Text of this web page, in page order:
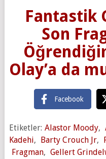
Fantastik
Son
Olay’a da
Facebook
Etiketler: Alastor Moody,
Kadehi, Barty Crouch Jr,
Fragman, Gellert